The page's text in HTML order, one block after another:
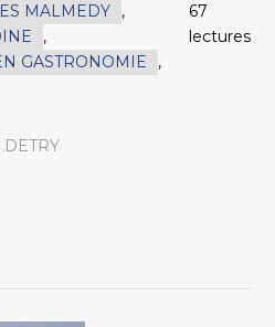
MALMEDY
,
,
GASTRONOMIE
,
67
lectures